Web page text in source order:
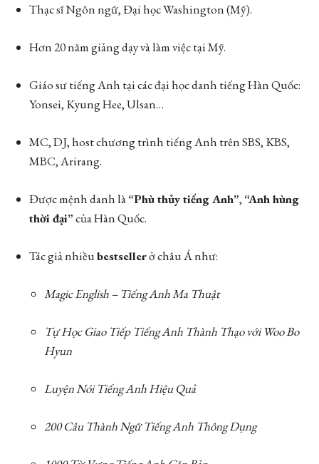
Thạc sĩ Ngôn ngữ, Đại học Washington (Mỹ).
Hơn 20 năm giảng dạy và làm việc tại Mỹ.
Giáo sư tiếng Anh tại các đại học danh tiếng Hàn Quốc:
Yonsei, Kyung Hee, Ulsan…
MC, DJ, host chương trình tiếng Anh trên SBS, KBS,
MBC, Arirang.
Được mệnh danh là“Phù thủy tiếng Anh”, “Anh hùng
thời đại”của Hàn Quốc.
Tác giả nhiềubestsellerở châu Á như:
Magic English – Tiếng Anh Ma Thuật
Tự Học Giao Tiếp Tiếng Anh Thành Thạo với Woo Bo
Hyun
Luyện Nói Tiếng Anh Hiệu Quả
200 Câu Thành Ngữ Tiếng Anh Thông Dụng